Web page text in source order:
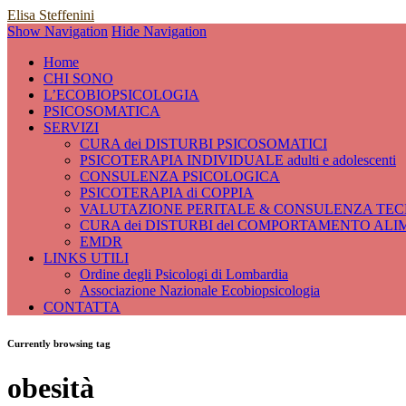
Elisa Steffenini
Show Navigation Hide Navigation
Home
CHI SONO
L’ECOBIOPSICOLOGIA
PSICOSOMATICA
SERVIZI
CURA dei DISTURBI PSICOSOMATICI
PSICOTERAPIA INDIVIDUALE adulti e adolescenti
CONSULENZA PSICOLOGICA
PSICOTERAPIA di COPPIA
VALUTAZIONE PERITALE & CONSULENZA
CURA dei DISTURBI del COMPORTAMENTO
EMDR
LINKS UTILI
Ordine degli Psicologi di Lombardia
Associazione Nazionale Ecobiopsicologia
CONTATTA
Currently browsing tag
obesità